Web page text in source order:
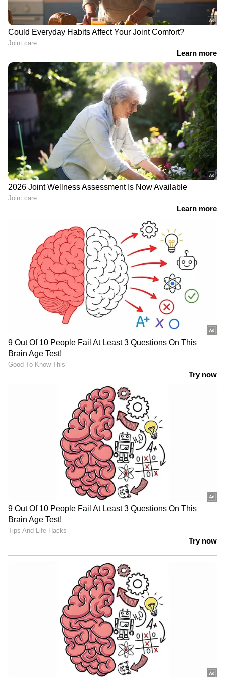
Related Articles
വൃക്കരോ​ഗം എങ്ങനെ നേരത്തെ
കണ്ടെത്താം? ടെസ്റ്റുകൾ ഏതൊക്കെ? |
Doctor In | World Kidney Day
World Kidney Day 2026 : പെയിൻ കില്ലറിന്റെ
ഉപയോഗം അമിതമായാൽ പണി കിട്ടും,
കാരണം ഇതാണ്
7
Getty
പുറകിന്റെ ഒരു വശത്തോ അടിവയറ്റിലോ
വേദന അനുഭവപ്പെടുക
പുറകിന്റെ ഒരു വശത്തോ അടിവയറ്റിലോ
വേദന അനുഭവപ്പെടുന്നുണ്ടെങ്കിൽ കി‍ഡ്നി
സ്റ്റോണിഡന്റ ലക്ഷണമാകാം. മൂത്രത്തിൽ രക്തം
കാണുക അല്ലെങ്കിൽ മൂത്രത്തിന്റെ
അസാധാരണ നിറമാണ് മറ്റൊരു ലക്ഷണം.